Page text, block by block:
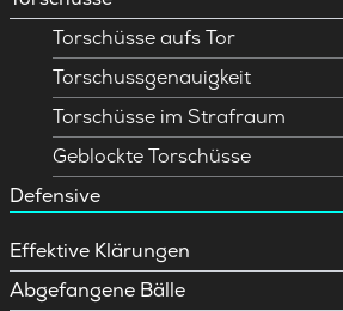
Torschüsse aufs Tor
Torschussgenauigkeit
Torschüsse im Strafraum
Geblockte Torschüsse
Defensive
Effektive Klärungen
Abgefangene Bälle